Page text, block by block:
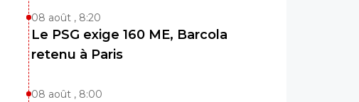
08 août , 8:20
Le PSG exige 160 ME, Barcola
retenu à Paris
08 août , 8:00